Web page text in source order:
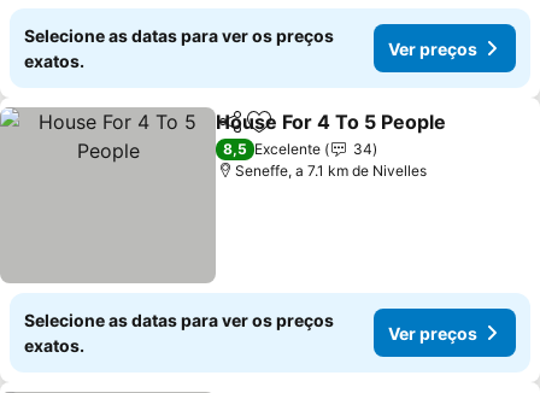
Selecione as datas para ver os preços
exatos.
Ver preços
PartilharAdicionar aos favoritos
House For 4 To 5 People
8,5 Excelente
34
Seneffe, a 7.1 km de Nivelles
Selecione as datas para ver os preços
exatos.
Ver preços